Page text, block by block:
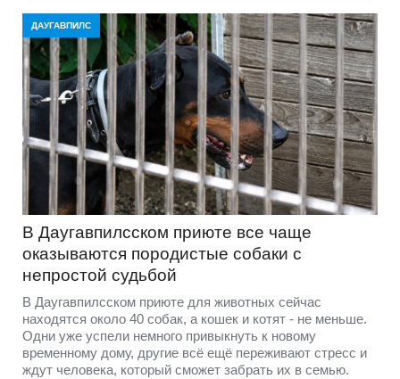
ДАУГАВПИЛС
В Даугавпилсском приюте всe чаще
оказываются породистые собаки с
непростой судьбой
В Даугавпилсском приюте для животных сейчас
находятся около 40 собак, а кошек и котят - не меньше.
Одни уже успели немного привыкнуть к новому
временному дому, другие всё ещё переживают стресс и
ждут человека, который сможет забрать их в семью.